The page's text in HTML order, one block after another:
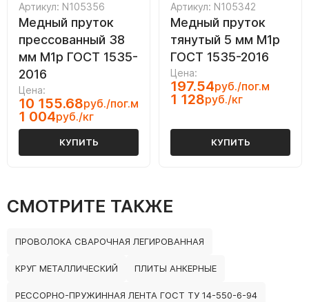
Артикул: N105356
Медный пруток
прессованный 38
мм М1р ГОСТ 1535-
2016
Цена:
10 155.68руб./пог.м
1 004руб./кг
КУПИТЬ
Артикул: N105342
Медный пруток
тянутый 5 мм М1р
ГОСТ 1535-2016
Цена:
197.54руб./пог.м
1 128руб./кг
КУПИТЬ
СМОТРИТЕ ТАКЖЕ
ПРОВОЛОКА СВАРОЧНАЯ ЛЕГИРОВАННАЯ
КРУГ МЕТАЛЛИЧЕСКИЙ ПЛИТЫ АНКЕРНЫЕ
РЕССОРНО-ПРУЖИННАЯ ЛЕНТА ГОСТ ТУ 14-550-6-94